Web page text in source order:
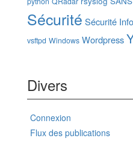
Sécurité Sécurité
vsftpd Windows Wordpress
Divers
Connexion
Flux des publications